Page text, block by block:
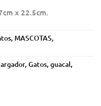
x 22.5cm.
, MASCOTAS,
, Gatos, guacal,